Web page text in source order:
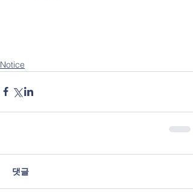
Notice
댓글